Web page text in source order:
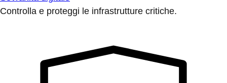
Controlla e proteggi le infrastrutture critiche.